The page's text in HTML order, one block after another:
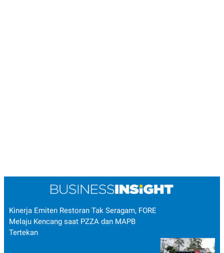
Kinerja Emiten Restoran Tak Seragam, FORE
Melaju Kencang saat PZZA dan MAPB
Tertekan